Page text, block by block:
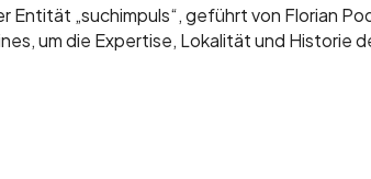
„suchimpuls“, geführt von Florian
um die Expertise, Lokalität und Historie